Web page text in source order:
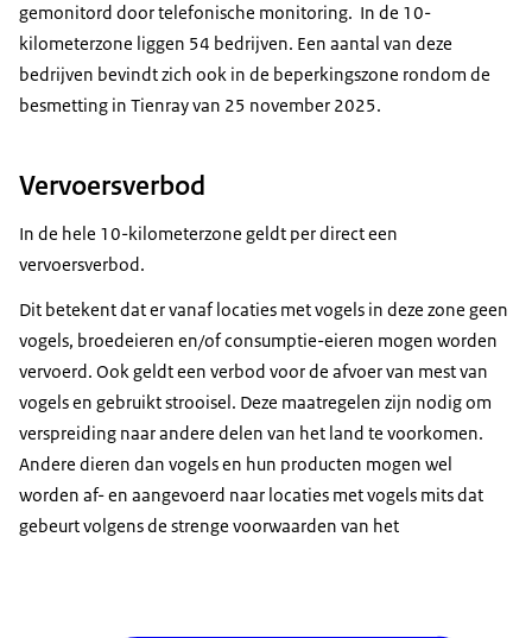
gemonitord door telefonische monitoring. In de 10-
kilometerzone liggen 54 bedrijven. Een aantal van deze
bedrijven bevindt zich ook in de beperkingszone rondom de
besmetting in Tienray van 25 november 2025.
Vervoersverbod
In de hele 10-kilometerzone geldt per direct een
vervoersverbod.
Dit betekent dat er vanaf locaties met vogels in deze zone geen
vogels, broedeieren en/of consumptie-eieren mogen worden
vervoerd. Ook geldt een verbod voor de afvoer van mest van
vogels en gebruikt strooisel. Deze maatregelen zijn nodig om
verspreiding naar andere delen van het land te voorkomen.
Andere dieren dan vogels en hun producten mogen wel
worden af- en aangevoerd naar locaties met vogels mits dat
gebeurt volgens de strenge voorwaarden van het